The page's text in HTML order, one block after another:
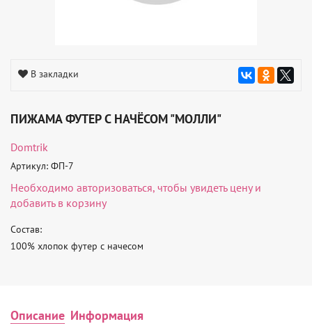
В закладки
ПИЖАМА ФУТЕР С НАЧЁСОМ "МОЛЛИ"
Domtrik
Артикул: ФП-7
Необходимо авторизоваться, чтобы увидеть цену и
добавить в корзину
Состав:
100% хлопок футер с начесом
Описание Информация